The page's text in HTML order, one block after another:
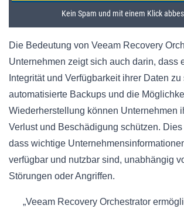
Die Bedeutung von Veeam Recovery
Unternehmen zeigt sich auch darin, dass
Integrität und Verfügbarkeit ihrer Daten
automatisierte Backups und die
Wiederherstellung können Unternehmen
Verlust und Beschädigung schützen.
dass wichtige
verfügbar und nutzbar sind, unabhängig
Störungen oder Angriffen.
„Veeam Recovery Orchestrator